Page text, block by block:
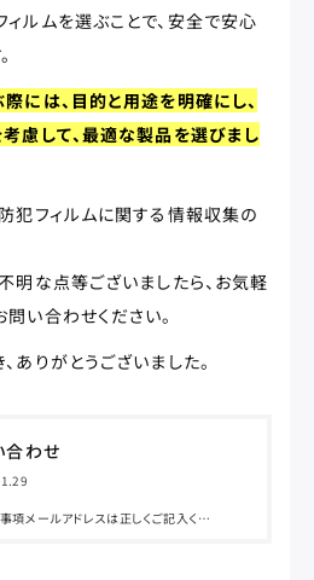
ルムを選ぶことで、安全で安心
には、目的と用途を明確にし、
慮して、最適な製品を選びまし
犯フィルムに関する情報収集の
明な点等ございましたら、お気軽
い合わせください。
ありがとうございました。
合わせ
メールアドレスは正しくご記入くだ